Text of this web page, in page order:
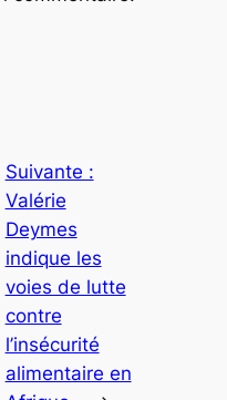
Suivante :
Valérie
Deymes
indique les
voies de lutte
contre
l’insécurité
alimentaire en